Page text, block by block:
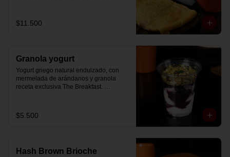
Breakfast y granola (endulzada con
miel), más un café o té a elección y un
$11.500
Granola yogurt
Yogurt griego natural endulzado, con
mermelada de arándanos y granola
receta exclusiva The Breakfast.
$5.500
Hash Brown Brioche